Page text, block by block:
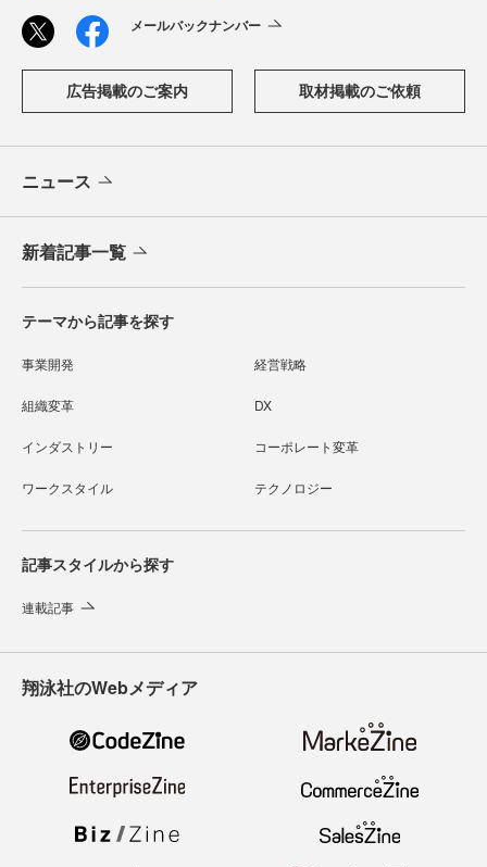
メールバックナンバー
広告掲載のご案内 取材掲載のご依頼
ニュース
新着記事一覧
テーマから記事を探す
事業開発 経営戦略
組織変革 DX
インダストリー コーポレート変革
ワークスタイル テクノロジー
記事スタイルから探す
連載記事
翔泳社のWebメディア